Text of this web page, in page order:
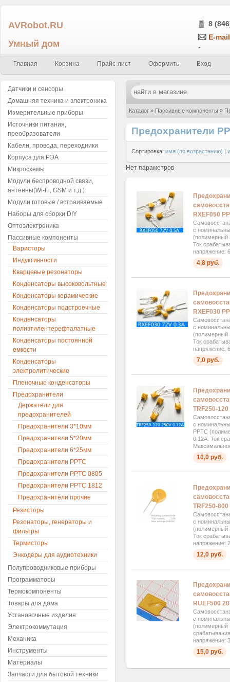
AVRobot.RU
Умный дом
8
E-
-
Главная Корзина Прайс-лист Оформить Вход
Каталог » Пассивные компоненты »
Предохранители
Сортировка: имя (по возрастанию) |
Нет параметров
RXEF050
с
(полимерный
Ток
напряжение:
4,8 руб.
RXEF030
с
(полимерный
Ток
напряжение:
7,0 руб.
TRF250-120
с
PPTC
0.12А. Ток
10,0 руб.
TRF250-800
с
(полимерный
Ток
напряжение:
12,0 руб.
RUEF500
с
(полимерный
напряжение:
15,0 руб.
Датчики и сенсоры
Домашняя техника и электроника
Измерительные приборы
Источники питания,
преобразователи
Кабели, провода, переходники
Корпуса для РЭА
Микросхемы
Модули беспроводной связи,
антенны(Wi-Fi, GSM и т.д.)
Модули готовые / встраиваемые
Наборы для сборки DIY
Оптоэлектроника
Пассивные компоненты
Варисторы
Индуктивности
Кварцевые резонаторы
Конденсаторы высоковольтные
Конденсаторы керамические
Конденсаторы подстроечные
Конденсаторы
полиэтилентерефталатные
Конденсаторы постоянной
емкости
Конденсаторы
электролитические
Пленочные конденсаторы
Предохранители
Держатели для
предохранителей
Предохранители 3*10мм
Предохранители 5*20мм
Предохранители 6*25мм
Предохранители PPTC
Предохранители PPTC 0805
Предохранители PPTC 1812
Предохранители прочие
Резисторы
Резонаторы, генераторы и
фильтры
Термисторы
Энкодеры для аудиотехники
Полупроводниковые приборы
Программаторы
Термокомпоненты
Товары для дома
Установочные изделия
Электрокоммутация
Механика
Инструменты
Материалы
Запчасти для бытовой техники